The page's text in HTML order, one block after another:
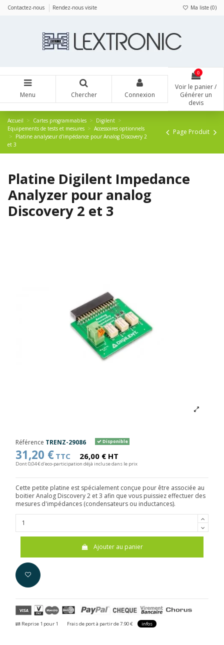
Contactez-nous Rendez-nous visite Ma liste (0)
Menu Chercher Connexion
0
Voir le panier /
Générer un
devis
Accueil Cartes programmables
Digilent
Equipements de tests et mesures
Accessoires optionnels
Platine analyseur d'impédance pour Analog Discovery 2
et 3
Page Produit
Platine Digilent Impedance
Analyzer pour analog
Discovery 2 et 3
Référence TRENZ-29086 Disponible
31,20 € TTC 26,00 € HT
Dont 0,04 € d'eco-participation déjà incluse dans le prix
Cette petite platine est spécialement conçue pour être associée au
boitier Analog Discovery 2 et 3 afin que vous puissiez effectuer des
mesures d'impédances (condensateurs ou inductances).
Ajouter au panier
Reprise 1 pour 1 Frais de port à partir de 7.90 € infos
Panneau de gestion des cookies